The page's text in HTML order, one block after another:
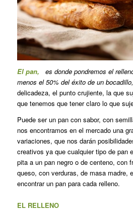
El pan,
es donde pondremos el
menos el 50% del éxito de un bocadillo,
delicadeza, el punto crujiente, la que
que tenemos que tener claro lo que
Puede ser un pan con sabor, con
nos encontramos en el mercado una
variaciones, que nos darán
creativos ya que cualquier tipo de pan
pita a un pan negro o de centeno, con
queso, con verduras, de masa madre,
encontrar un pan para cada relleno.
EL RELLENO